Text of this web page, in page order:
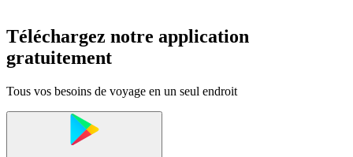
Téléchargez notre application
gratuitement
Tous vos besoins de voyage en un seul endroit